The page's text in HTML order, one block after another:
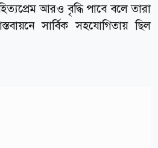
আরও বৃদ্ধি পাবে বলে তারা
সার্বিক সহযোগিতায় ছিল